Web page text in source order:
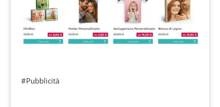
#Pubblicità